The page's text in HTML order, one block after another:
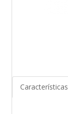
Características